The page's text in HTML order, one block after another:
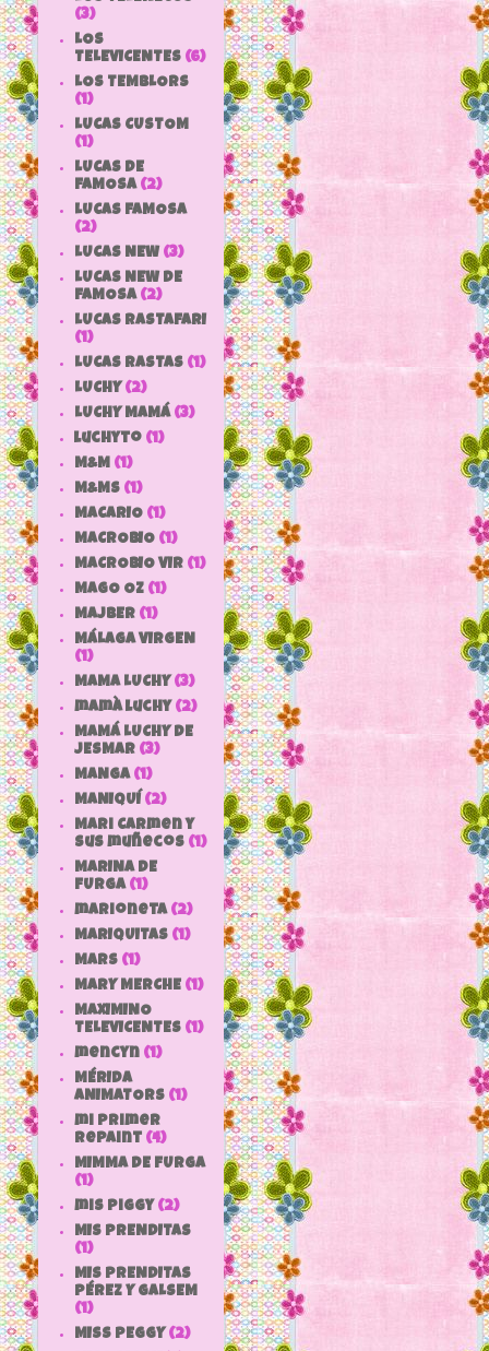
(3)
LOS
TELEVICENTES (6)
LOS TEMBLORS
(1)
LUCAS CUSTOM
(1)
LUCAS DE
FAMOSA (2)
LUCAS FAMOSA
(2)
LUCAS NEW (3)
LUCAS NEW DE
FAMOSA (2)
LUCAS RASTAFARI
(1)
LUCAS RASTAS (1)
LUCHY (2)
LUCHY MAMÁ (3)
luchyto (1)
M&M (1)
M&MS (1)
MACARIO (1)
MACROBIO (1)
MACROBIO VIR (1)
MAGO OZ (1)
MAJBER (1)
MÁLAGA VIRGEN
(1)
MAMA LUCHY (3)
mamà luchy (2)
MAMÁ LUCHY DE
JESMAR (3)
MANGA (1)
MANIQUÍ (2)
Mari Carmen y
sus muñecos (1)
MARINA DE
FURGA (1)
marioneta (2)
MARIQUITAS (1)
MARS (1)
MARY MERCHE (1)
MAXIMINO
TELEVICENTES (1)
mencyn (1)
MÉRIDA
ANIMATORS (1)
mi primer
repaint (4)
MIMMA DE FURGA
(1)
mis piggy (2)
MIS PRENDITAS
(1)
MIS PRENDITAS
PÉREZ Y GALSEM
(1)
MISS PEGGY (2)